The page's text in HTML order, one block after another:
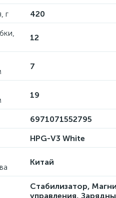
г
420
12
7
19
6971071552795
HPG-V3 White
Китай
Стабилизатор,
управления,